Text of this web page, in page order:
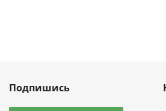
Подпишись